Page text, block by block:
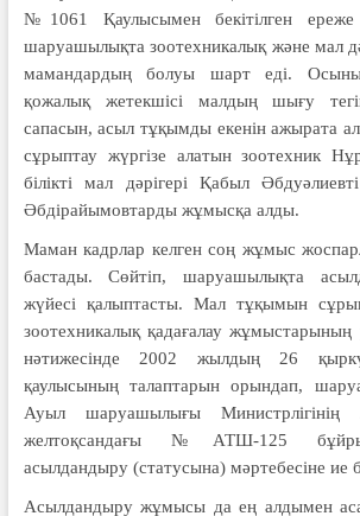
№1061 Қаулысымен бекітілген ереже
шаруашылықта зоотехникалық және мал
мамандардың болуы шарт еді.
қожалық жетекшісі малдың шығу
сапасын, асыл тұқымды екенін ажырата
сұрыптау жүргізе алатын зоотехник
білікті мал дәрігері Қабыл
Әбдірайымовтарды жұмысқа алды.
Маман кадрлар келген соң жұмыс
бастады. Сөйтіп, шаруашылықта
жүйесі қалыптасты. Мал тұқымын
зоотехникалық қадағалау жұмыстарының
нәтижесінде 2002 жылдың 26
қаулысының талаптарын орындап,
Ауыл шаруашылығы
желтоқсандағы №АТШ-125
асылдандыру (статусына) мәртебесіне ие
Асылдандыру жұмысы да ең алдымен